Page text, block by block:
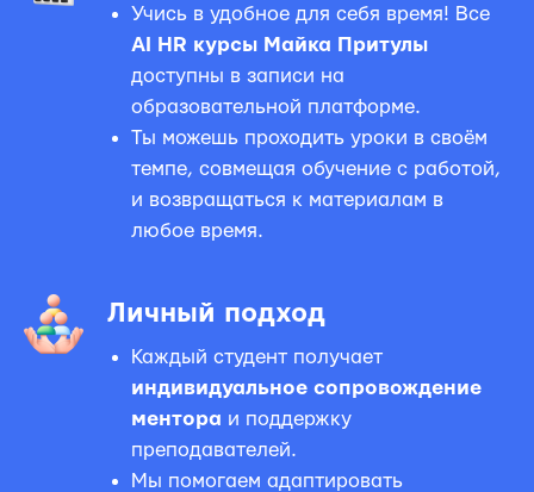
Учись в удобное для себя время! Все
AI HR курсы Майка Притулы
доступны в записи на
образовательной платформе.
Ты можешь проходить уроки в своём
темпе, совмещая обучение с работой,
и возвращаться к материалам в
любое время.
Личный подход
Каждый студент получает
индивидуальное сопровождение
ментора и поддержку
преподавателей.
Мы помогаем адаптировать